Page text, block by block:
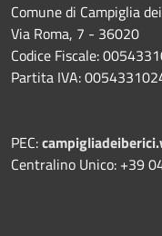
Comune di Campiglia
Via Roma, 7 - 36020
Codice Fiscale:
Partita IVA:
PEC:
Centralino Unico: +39